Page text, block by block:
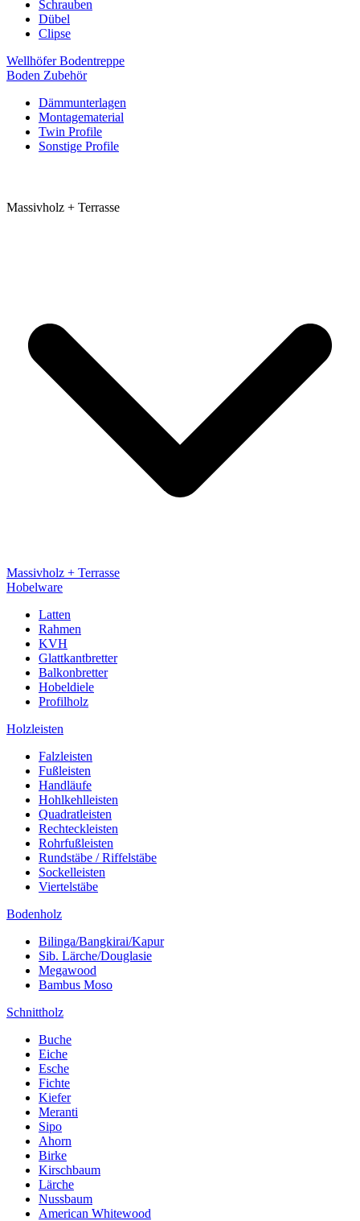
Schrauben
Dübel
Clipse
Wellhöfer Bodentreppe
Boden Zubehör
Dämmunterlagen
Montagematerial
Twin Profile
Sonstige Profile
Massivholz + Terrasse
Massivholz + Terrasse
Hobelware
Latten
Rahmen
KVH
Glattkantbretter
Balkonbretter
Hobeldiele
Profilholz
Holzleisten
Falzleisten
Fußleisten
Handläufe
Hohlkehlleisten
Quadratleisten
Rechteckleisten
Rohrfußleisten
Rundstäbe / Riffelstäbe
Sockelleisten
Viertelstäbe
Bodenholz
Bilinga/Bangkirai/Kapur
Sib. Lärche/Douglasie
Megawood
Bambus Moso
Schnittholz
Buche
Eiche
Esche
Fichte
Kiefer
Meranti
Sipo
Ahorn
Birke
Kirschbaum
Lärche
Nussbaum
American Whitewood